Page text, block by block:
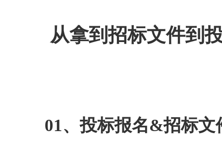
从拿到招标文件到
01、投标报名&招标文